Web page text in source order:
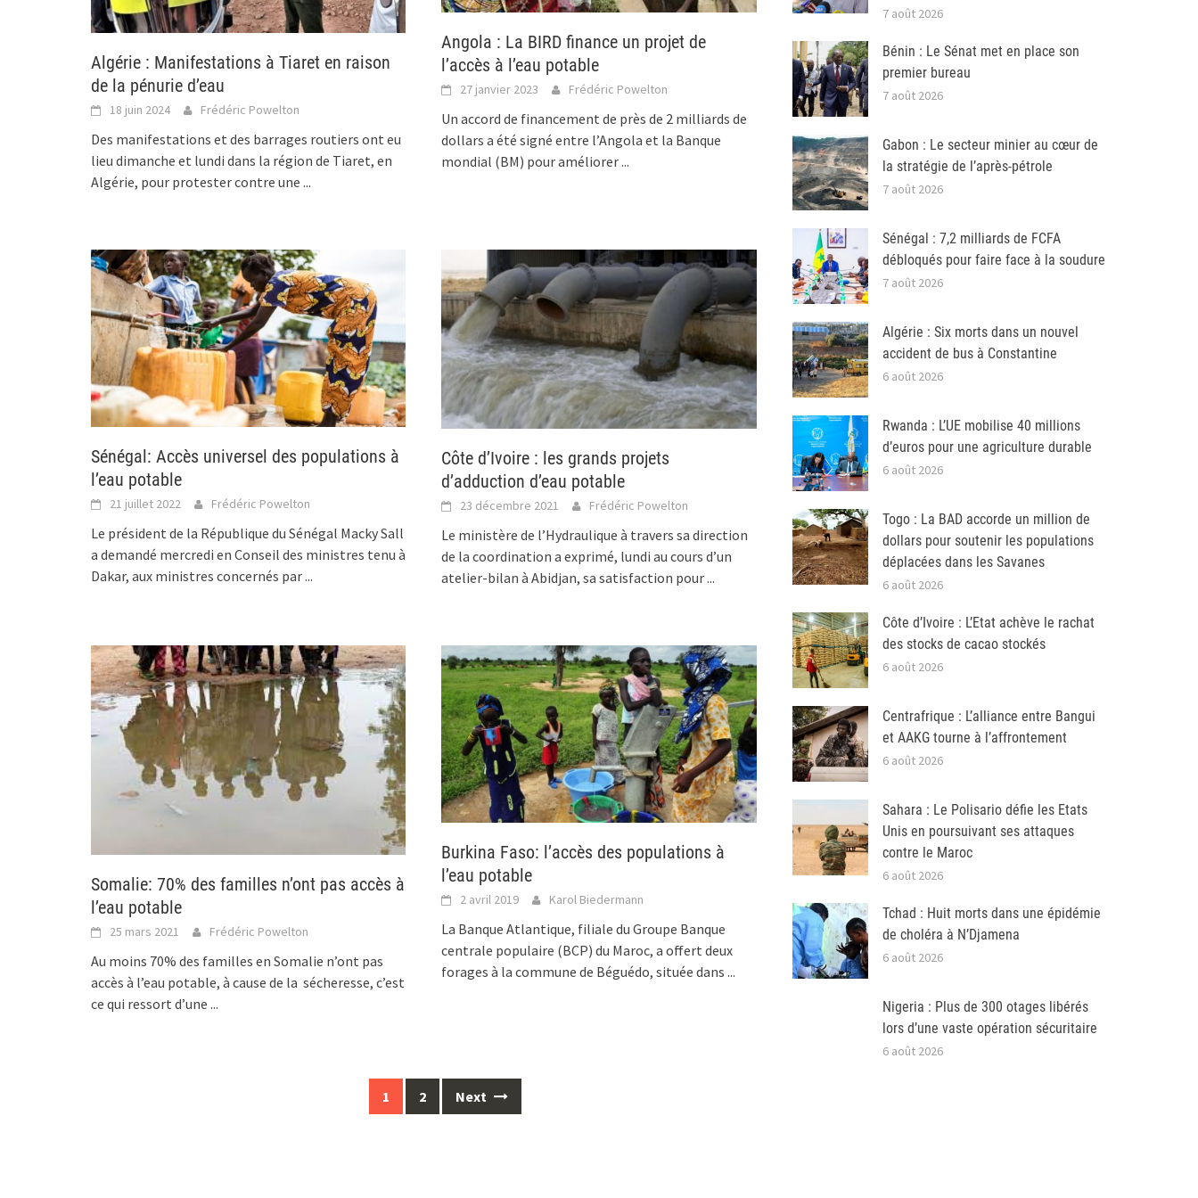
Algérie : Manifestations à Tiaret en raison
de la pénurie d’eau
18 juin 2024 Frédéric Powelton
Des manifestations et des barrages routiers ont eu
lieu dimanche et lundi dans la région de Tiaret, en
Algérie, pour protester contre une ...
Angola : La BIRD finance un projet de
l’accès à l’eau potable
27 janvier 2023 Frédéric Powelton
Un accord de financement de près de 2 milliards de
dollars a été signé entre l’Angola et la Banque
mondial (BM) pour améliorer...
Sénégal: Accès universel des populations à
l’eau potable
21 juillet 2022 Frédéric Powelton
Le président de la République du Sénégal Macky Sall
a demandé mercredi en Conseil des ministres tenu à
Dakar, aux ministres concernés par...
Côte d’Ivoire : les grands projets
d’adduction d’eau potable
23 décembre 2021 Frédéric Powelton
Le ministère de l’Hydraulique à travers sa direction
de la coordination a exprimé, lundi au cours d’un
atelier-bilan à Abidjan, sa satisfaction pour...
Somalie: 70% des familles n’ont pas accès à
l’eau potable
25 mars 2021 Frédéric Powelton
Au moins 70% des familles en Somalie n’ont pas
accès à l’eau potable, à cause de la sécheresse, c’est
ce qui ressort d’une ...
Burkina Faso: l’accès des populations à
l’eau potable
2 avril 2019 Karol Biedermann
La Banque Atlantique, filiale du Groupe Banque
centrale populaire (BCP) du Maroc, a offert deux
forages à la commune de Béguédo, située dans...
1 2 Next
7 août 2026
Bénin : Le Sénat met en place son
premier bureau
7 août 2026
Gabon : Le secteur minier au cœur de
la stratégie de l’après-pétrole
7 août 2026
Sénégal : 7,2 milliards de FCFA
débloqués pour faire face à la soudure
7 août 2026
Algérie : Six morts dans un nouvel
accident de bus à Constantine
6 août 2026
Rwanda : L’UE mobilise 40 millions
d’euros pour une agriculture durable
6 août 2026
Togo : La BAD accorde un million de
dollars pour soutenir les populations
déplacées dans les Savanes
6 août 2026
Côte d’Ivoire : L’Etat achève le rachat
des stocks de cacao stockés
6 août 2026
Centrafrique : L’alliance entre Bangui
et AAKG tourne à l’affrontement
6 août 2026
Sahara : Le Polisario défie les Etats
Unis en poursuivant ses attaques
contre le Maroc
6 août 2026
Tchad : Huit morts dans une épidémie
de choléra à N’Djamena
6 août 2026
Nigeria : Plus de 300 otages libérés
lors d’une vaste opération sécuritaire
6 août 2026